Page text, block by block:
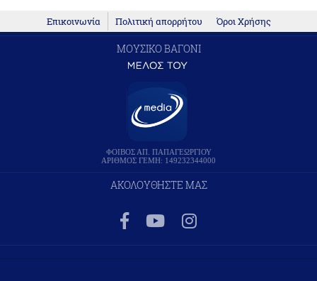
Επικοινωνία Πολιτική απορρήτου Όροι Χρήσης
ΜΟΥΣΙΚΟ ΒΑΓΟΝΙ
ΦΟΙΒΟΣ ΑΠ. ΠΑΠΑΓΕΩΡΓΙΟΥ
ΑΡΙΘΜΟΣ ΓΕΜΗ: 149232344000
ΑΚΟΛΟΥΘΗΣΤΕ ΜΑΣ